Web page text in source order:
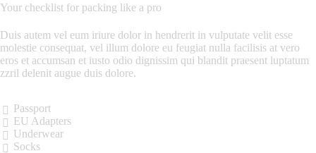
Your checklist for packing like a pro
Duis autem vel eum iriure dolor in hendrerit in vulputate velit esse
molestie consequat, vel illum dolore eu feugiat nulla facilisis at vero
eros et accumsan et iusto odio dignissim qui blandit praesent luptatum
zzril delenit augue duis dolore.
Passport
EU Adapters
Underwear
Socks